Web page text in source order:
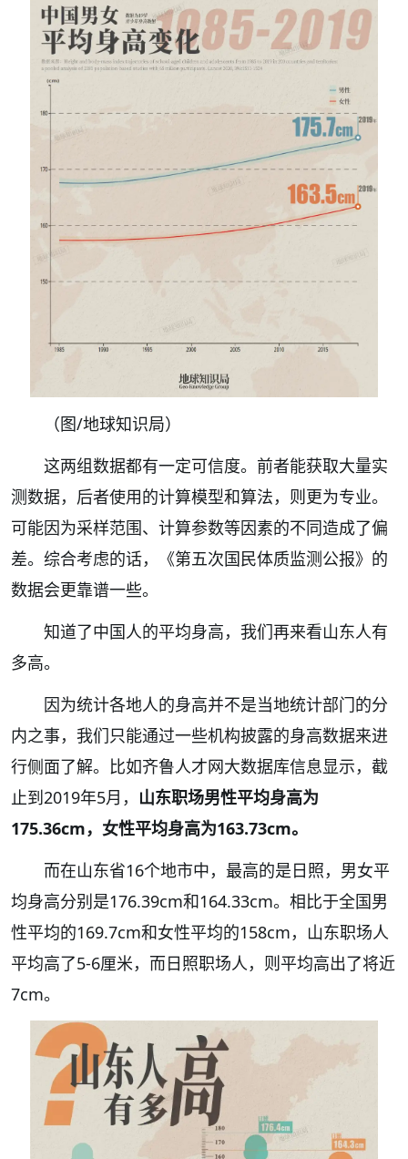
（图/地球知识局）
这两组数据都有一定可信度。前者能获取大量实
测数据，后者使用的计算模型和算法，则更为专业。
可能因为采样范围、计算参数等因素的不同造成了偏
差。综合考虑的话，《第五次国民体质监测公报》的
数据会更靠谱一些。
知道了中国人的平均身高，我们再来看山东人有
多高。
因为统计各地人的身高并不是当地统计部门的分
内之事，我们只能通过一些机构披露的身高数据来进
行侧面了解。比如齐鲁人才网大数据库信息显示，截
止到2019年5月， 山东职场男性平均身高为
175.36cm，女性平均身高为163.73cm。
而在山东省16个地市中，最高的是日照，男女平
均身高分别是176.39cm和164.33cm。相比于全国男
性平均的169.7cm和女性平均的158cm， 山东职场人
平均高了5-6厘米，而日照职场人，则平均高出了将近
7cm。